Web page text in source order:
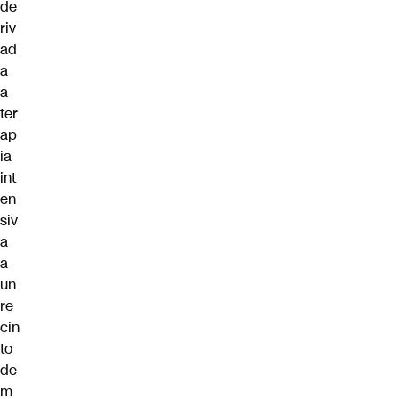
de
riv
ad
a
a
ter
ap
ia
int
en
siv
a
a
un
re
cin
to
de
m